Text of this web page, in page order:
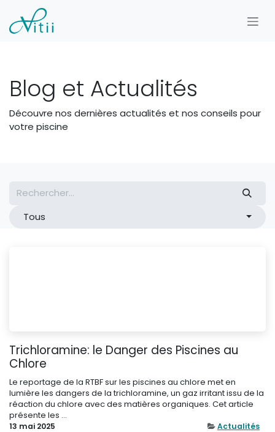
Se rendre au contenu
Blog et Actualités
Découvre nos dernières actualités et nos conseils pour
votre piscine
Tous
Trichloramine: le Danger des Piscines au
Chlore
Le reportage de la RTBF sur les piscines au chlore met en
lumière les dangers de la trichloramine, un gaz irritant issu de la
réaction du chlore avec des matières organiques. Cet article
présente les ...
13 mai 2025 Actualités